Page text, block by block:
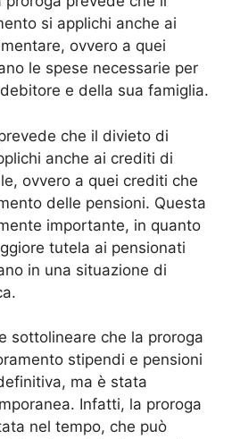
si applichi anche ai
ovvero a quei
le spese necessarie per
e della sua famiglia.
che il divieto di
anche ai crediti di
ovvero a quei crediti che
delle pensioni. Questa
importante, in quanto
tutela ai pensionati
in una situazione di
sottolineare che la proroga
stipendi e pensioni
ma è stata
Infatti, la proroga
nel tempo, che può